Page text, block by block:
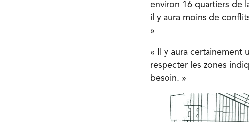
environ 16 quartiers de
il y aura moins de
»
« Il y aura certainement
respecter les zones
besoin. »